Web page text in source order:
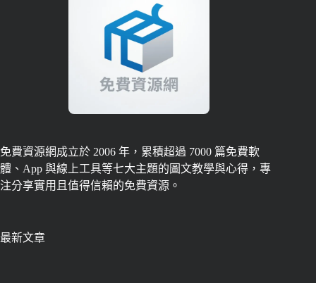
免費資源網成立於 2006 年，累積超過 7000 篇免費軟
體、App 與線上工具等七大主題的圖文教學與心得，專
注分享實用且值得信賴的免費資源。
最新文章